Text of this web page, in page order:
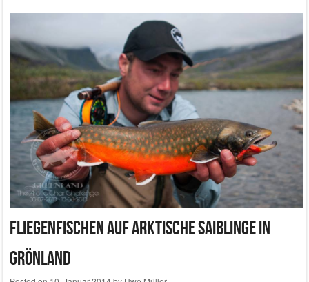
Fliegenfischen auf Arktische Saiblinge in
Grönland